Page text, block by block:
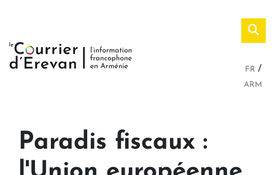
FR
ARM
Paradis fiscaux :